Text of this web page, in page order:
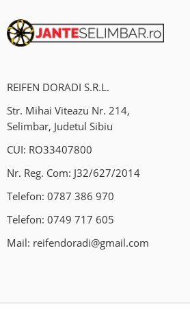
REIFEN DORADI S.R.L.
Str. Mihai Viteazu Nr. 214,
Selimbar, Judetul Sibiu
CUI: RO33407800
Nr. Reg. Com: J32/627/2014
Telefon: 0787 386 970
Telefon: 0749 717 605
Mail: reifendoradi@gmail.com